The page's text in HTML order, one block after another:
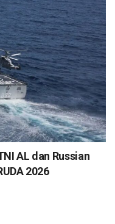
AL dan Russian
2026